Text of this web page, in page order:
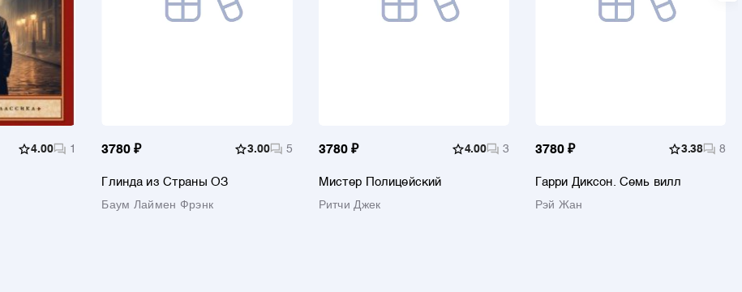
4.00 1 3780 ₽ 3.00 5
Глинда из Страны ОЗ
Баум Лаймен Фрэнк
3780 ₽ 4.00 3
Мистер Полицейский
Ритчи Джек
3780 ₽ 3.38 8
Гарри Диксон. Семь вилл
Рэй Жан